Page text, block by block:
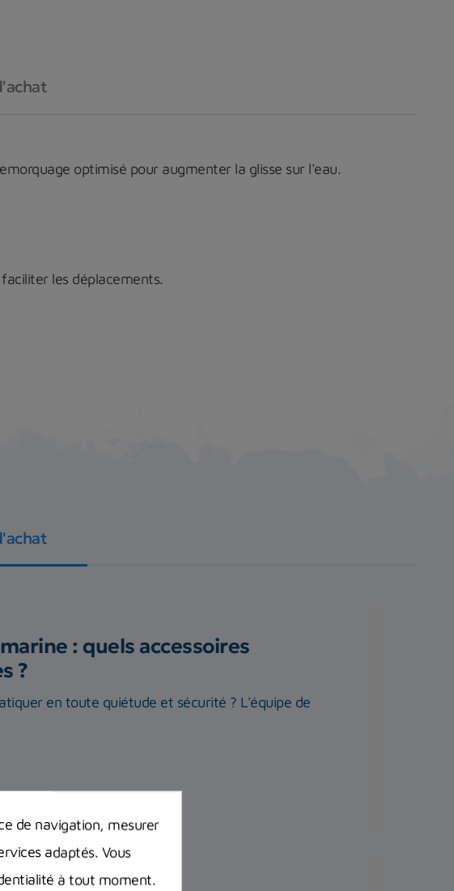
optimisé pour augmenter la glisse sur l'eau.
les déplacements.
: quels accessoires
?
en toute quiétude et sécurité ? L'équipe de
de navigation, mesurer
adaptés. Vous
à tout moment.